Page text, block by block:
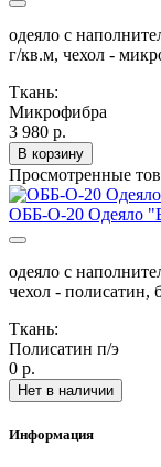
одеяло с
г/кв.м, чехол -
Ткань:
Микрофибра
3 980 р.
В корзину
Просмотренные
ОББ-О-20 Одеяло
одеяло с
чехол - полисатин,
Ткань:
Полисатин п/э
0 р.
Нет в наличии
Информация